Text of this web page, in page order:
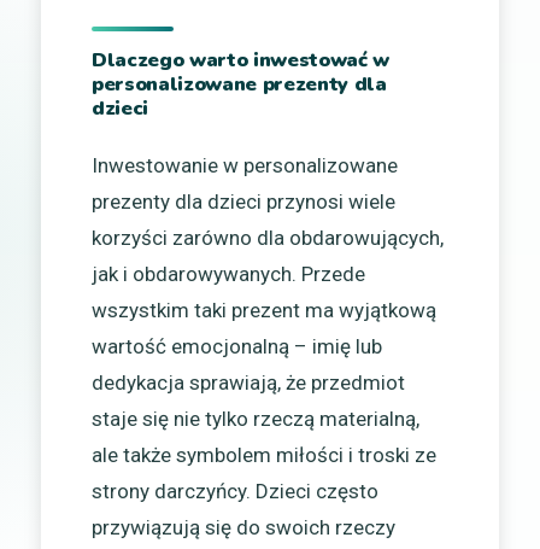
Dlaczego warto inwestować w
personalizowane prezenty dla
dzieci
Inwestowanie w personalizowane
prezenty dla dzieci przynosi wiele
korzyści zarówno dla obdarowujących,
jak i obdarowywanych. Przede
wszystkim taki prezent ma wyjątkową
wartość emocjonalną – imię lub
dedykacja sprawiają, że przedmiot
staje się nie tylko rzeczą materialną,
ale także symbolem miłości i troski ze
strony darczyńcy. Dzieci często
przywiązują się do swoich rzeczy